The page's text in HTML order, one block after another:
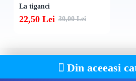
La tiganci
22,50 Lei 30,00 Lei
Din aceeasi